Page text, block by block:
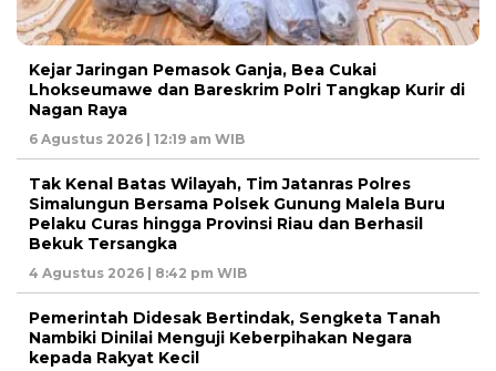
Kejar Jaringan Pemasok Ganja, Bea Cukai
Lhokseumawe dan Bareskrim Polri Tangkap Kurir di
Nagan Raya
6 Agustus 2026 | 12:19 am WIB
Tak Kenal Batas Wilayah, Tim Jatanras Polres
Simalungun Bersama Polsek Gunung Malela Buru
Pelaku Curas hingga Provinsi Riau dan Berhasil
Bekuk Tersangka
4 Agustus 2026 | 8:42 pm WIB
Pemerintah Didesak Bertindak, Sengketa Tanah
Nambiki Dinilai Menguji Keberpihakan Negara
kepada Rakyat Kecil